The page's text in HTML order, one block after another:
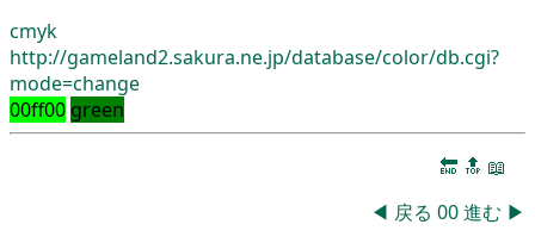
cmyk
http://gameland2.sakura.ne.jp/database/color/db.cgi?
mode=change
00ff00 green
🔚 🔝 📖
◀ 戻る 00進む ▶